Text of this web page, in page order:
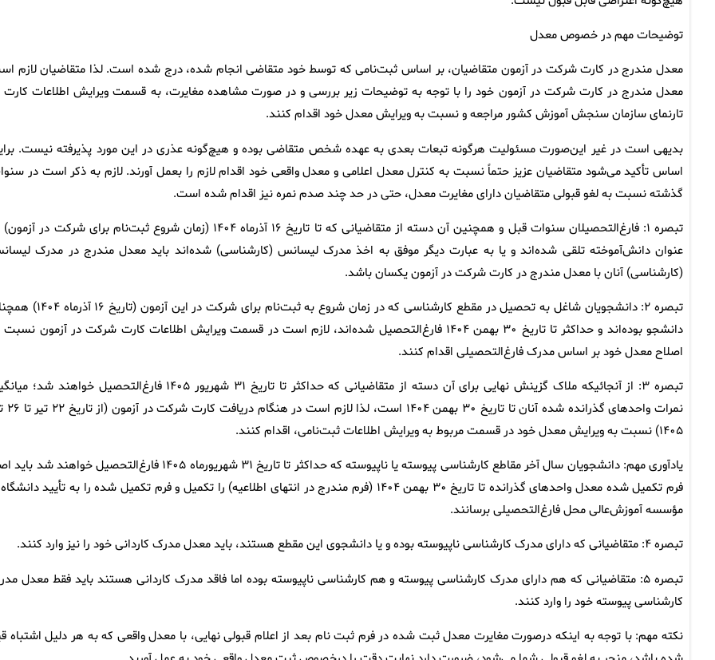
توضیحات مهم‌ در خصوص معدل
معدل مندرج در کارت شرکت در آزمون متقاضیان، بر اساس ثبت‌نامی که توسط خود متقاضی انجام شده، درج شده است. لذا متقاضیان لازم
معدل مندرج در کارت شرکت در آزمون خود را با توجه به توضیحات زیر بررسی و در صورت مشاهده مغایرت، به قسمت ویرایش اطلاعات کارت
تارنمای سازمان سنجش آموزش کشور مراجعه و نسبت به ویرایش معدل خود اقدام کنند.
بدیهی است در غیر این‌صورت مسئولیت هرگونه تبعات بعدی به عهده شخص متقاضی بوده و هیچ‌گونه عذری در این مورد پذیرفته نیست.
اساس تأکید می‌شود متقاضیان عزیز حتماً نسبت به کنترل معدل اعلامی و معدل واقعی خود اقدام لازم را بعمل آورند. لازم به ذکر است در
گذشته نسبت به لغو قبولی متقاضیان دارای مغایرت معدل، حتی در حد چند صدم نمره نیز اقدام شده است.
تبصره ‌۱: فارغ‌التحصیلان سنوات قبل و همچنین آن دسته از متقاضیانی که تا تاریخ ۱۶ آذرماه ۱۴۰۴ (زمان شروع ثبت‌نام برای شرکت در
عنوان دانش‌آموخته تلقی شده‌اند و یا به عبارت دیگر موفق به اخذ مدرک لیسانس (کارشناسی) شده‌اند باید معدل‌ مندرج‌ در مدرک‌
‌(کارشناسی) آنان با معدل مندرج در کارت شرکت در آزمون یکسان باشد.
تبصره ‌۲: دانشجویان‌ شاغل‌ به‌ تحصیل‌ در مقطع کارشناسی که در زمان شروع به ثبت‌نام برای شرکت در این
دانشجو بوده‌اند و حداکثر تا تاریخ ۳۰ بهمن ۱۴۰۴ فارغ‌التحصیل شده‌اند، لازم است در قسمت ویرایش اطلاعات کارت شرکت در آزمون
اصلاح معدل خود بر اساس مدرک فارغ‌التحصیلی اقدام کنند.
تبصره ۳: از آنجائیکه ملاک گزینش نهایی برای آن دسته از متقاضیانی که حداکثر تا تاریخ ۳۱ شهریور ۱۴۰۵ فارغ‌التحصیل خواهند
نمرات واحدهای
۱۴۰۵) نسبت به ویرایش معدل خود در قسمت مربوط به ویرایش اطلاعات ثبت‌نامی، اقدام کنند.
یادآوری مهم: دانشجویان سال آخر مقاطع کارشناسی پیوسته یا ناپیوسته که حداکثر تا تاریخ ۳۱ شهریورماه ۱۴۰۵ فارغ‌التحصیل خواهند
فرم تکمیل شده معدل واحدهای گذرانده تا تاریخ ۳۰ بهمن ۱۴۰۴ (فرم مندرج در انتهای اطلاعیه) را تکمیل و فرم تکمیل شده را به تأیید
مؤسسه آموزش‌عالی محل فارغ‌التحصیلی برسانند.
تبصره ‌۴: متقاضیانی که دارای مدرک کارشناسی ناپیوسته بوده و یا دانشجوی این مقطع هستند، باید معدل مدرک کاردانی خود را نیز وارد کنند.
تبصره ۵: متقاضیانی که هم دارای مدرک کارشناسی پیوسته و هم کارشناسی ناپیوسته بوده اما فاقد مدرک کاردانی هستند باید فقط معدل
کارشناسی پیوسته خود را وارد کنند.
نکته مهم: با توجه به اینکه درصورت مغایرت معدل ثبت شده در فرم ثبت نام بعد از اعلام قبولی نهایی، با معدل واقعی که به هر دلیل اشتباه